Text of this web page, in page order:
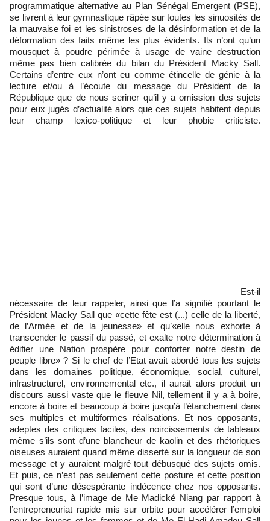
programmatique alternative au Plan Sénégal Emergent (PSE),
se livrent à leur gymnastique râpée sur toutes les sinuosités de
la mauvaise foi et les sinistroses de la désinformation et de la
déformation des faits même les plus évidents. Ils n’ont qu’un
mousquet à poudre périmée à usage de vaine destruction
même pas bien calibrée du bilan du Président Macky Sall.
Certains d’entre eux n’ont eu comme étincelle de génie à la
lecture et/ou à l’écoute du message du Président de la
République que de nous seriner qu’il y a omission des sujets
pour eux jugés d’actualité alors que ces sujets habitent depuis
leur champ lexico-politique et leur phobie criticiste.
Est-il
nécessaire de leur rappeler, ainsi que l’a signifié pourtant le
Président Macky Sall que «cette fête est (...) celle de la liberté,
de l’Armée et de la jeunesse» et qu’«elle nous exhorte à
transcender le passif du passé, et exalte notre détermination à
édifier une Nation prospère pour conforter notre destin de
peuple libre» ? Si le chef de l’Etat avait abordé tous les sujets
dans les domaines politique, économique, social, culturel,
infrastructurel, environnemental etc., il aurait alors produit un
discours aussi vaste que le fleuve Nil, tellement il y a à boire,
encore à boire et beaucoup à boire jusqu’à l’étanchement dans
ses multiples et multiformes réalisations. Et nos opposants,
adeptes des critiques faciles, des noircissements de tableaux
même s’ils sont d’une blancheur de kaolin et des rhétoriques
oiseuses auraient quand même disserté sur la longueur de son
message et y auraient malgré tout débusqué des sujets omis.
Et puis, ce n’est pas seulement cette posture et cette position
qui sont d’une désespérante indécence chez nos opposants.
Presque tous, à l’image de Me Madické Niang par rapport à
l’entrepreneuriat rapide mis sur orbite pour accélérer l’emploi